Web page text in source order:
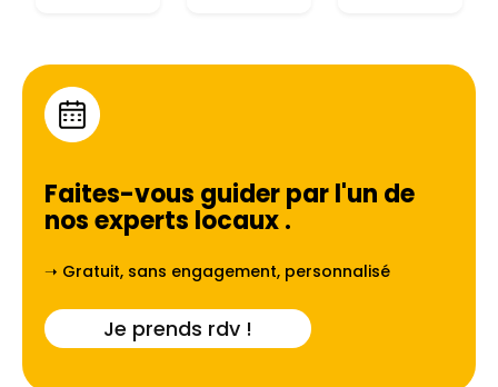
Faites-vous guider par l'un de
nos experts locaux.
➝ Gratuit, sans engagement, personnalisé
Je prends rdv !